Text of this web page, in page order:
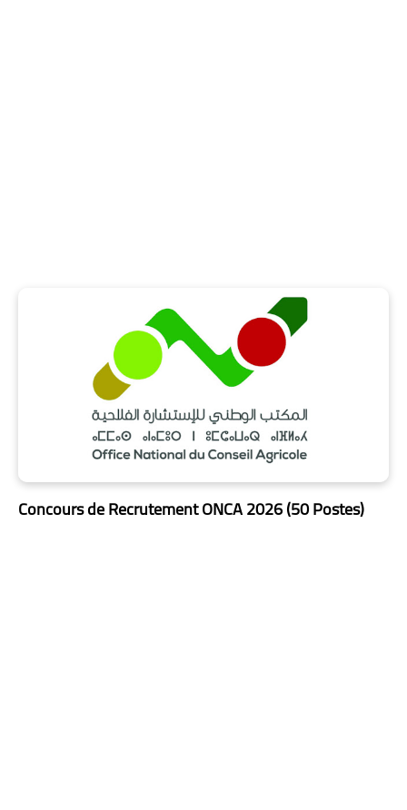
Concours de Recrutement ONCA 2026 (50 Postes)